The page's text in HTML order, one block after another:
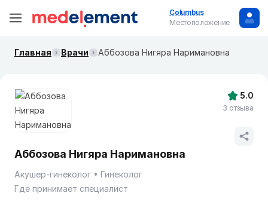
Columbus
Местоположение
Главная Врачи Аббозова Нигяра Наримановна
Аббозова Нигяра Наримановна
Акушер-гинеколог
Гинеколог
Где принимает специалист
5.0
3 отзыва